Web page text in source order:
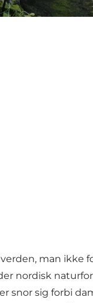
man
nordisk
snor sig forbi